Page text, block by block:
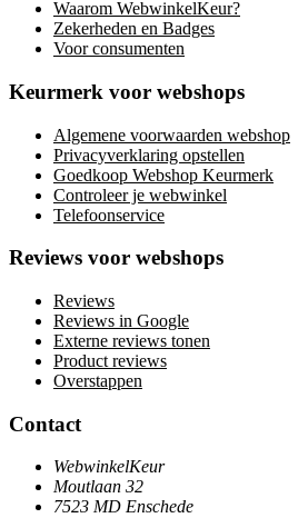
Waarom WebwinkelKeur?
Zekerheden en Badges
Voor consumenten
Keurmerk voor webshops
Algemene voorwaarden webshop
Privacyverklaring opstellen
Goedkoop Webshop Keurmerk
Controleer je webwinkel
Telefoonservice
Reviews voor webshops
Reviews
Reviews in Google
Externe reviews tonen
Product reviews
Overstappen
Contact
WebwinkelKeur
Moutlaan 32
7523 MD Enschede